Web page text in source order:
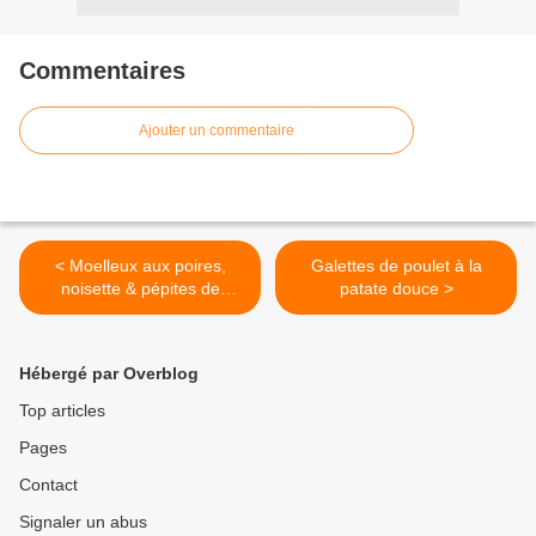
Commentaires
Ajouter un commentaire
< Moelleux aux poires,
noisette & pépites de
chocolat
Galettes de poulet à la
patate douce >
Hébergé par Overblog
Top articles
Pages
Contact
Signaler un abus